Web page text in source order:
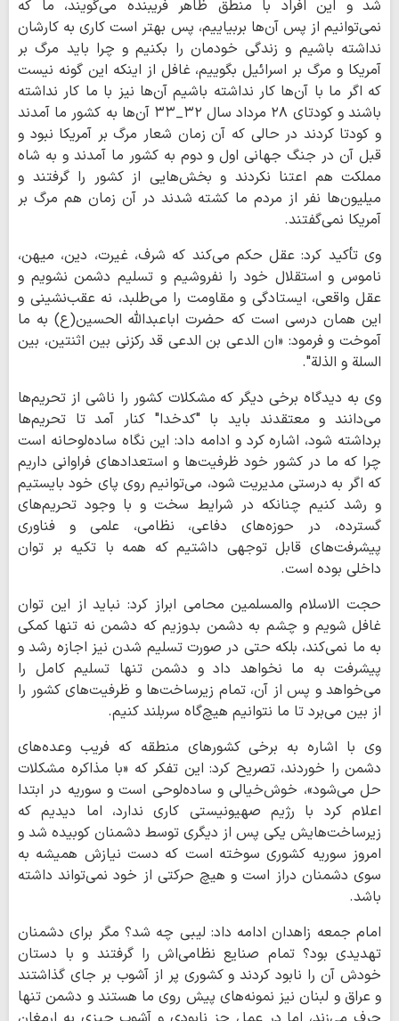
شد و این افراد با منطق ظاهر فریبنده می‌گویند، ما که
نمی‌توانیم از پس آن‌ها بربیاییم، پس بهتر است کاری به کارشان
نداشته باشیم و زندگی خودمان را بکنیم و چرا باید مرگ بر
آمریکا و مرگ بر اسرائیل بگوییم، غافل از اینکه این گونه نیست
که اگر ما با آن‌ها کار نداشته باشیم آن‌ها نیز با ما کار نداشته
باشند و کودتای ۲۸ مرداد سال ۳۲_۳۳ آن‌ها به کشور ما آمدند
و کودتا کردند در حالی که آن زمان شعار مرگ بر آمریکا نبود و
قبل آن در جنگ جهانی اول و دوم به کشور ما آمدند و به شاه
مملکت هم اعتنا نکردند و بخش‌هایی از کشور را گرفتند و
میلیون‌ها نفر از مردم ما کشته شدند در آن زمان هم مرگ بر
آمریکا نمی‌گفتند.
وی تأکید کرد: عقل حکم می‌کند که شرف، غیرت، دین، میهن،
ناموس و استقلال‌ خود را نفروشیم و تسلیم دشمن نشویم و
عقل واقعی، ایستادگی و مقاومت را می‌طلبد، نه عقب‌نشینی و
این همان درسی است که حضرت اباعبدالله الحسین(ع) به ما
آموخت و فرمود: «ان الدعی بن الدعی قد رکزنی بین اثنتین، بین
السلة و الذلة".
وی به دیدگاه برخی دیگر که مشکلات کشور را ناشی از تحریم‌ها
می‌دانند و معتقدند باید با "کدخدا" کنار آمد تا تحریم‌ها
برداشته شود، اشاره کرد و ادامه داد: این نگاه ساده‌لوحانه است
چرا که ما در کشور خود ظرفیت‌ها و استعدادهای فراوانی داریم
که اگر به درستی مدیریت شود، می‌توانیم روی پای خود بایستیم
و رشد کنیم چنانکه در شرایط سخت و با وجود تحریم‌های
گسترده، در حوزه‌های دفاعی، نظامی، علمی و فناوری
پیشرفت‌های قابل توجهی داشتیم که همه با تکیه بر توان
داخلی بوده است.
حجت الاسلام والمسلمین محامی ابراز کرد: نباید از این توان
غافل شویم و چشم به دشمن بدوزیم که دشمن نه تنها کمکی
به ما نمی‌کند، بلکه حتی در صورت تسلیم شدن نیز اجازه رشد و
پیشرفت به ما نخواهد داد و دشمن تنها تسلیم کامل را
می‌خواهد و پس از آن، تمام زیرساخت‌ها و ظرفیت‌های کشور را
از بین می‌برد تا ما نتوانیم هیچ‌گاه سربلند کنیم.
وی با اشاره به برخی کشورهای منطقه که فریب وعده‌های
دشمن را خوردند، تصریح کرد: این تفکر که «با مذاکره مشکلات
حل می‌شود»، خوش‌خیالی و ساده‌لوحی است و سوریه در ابتدا
اعلام کرد با رژیم صهیونیستی کاری ندارد، اما دیدیم که
زیرساخت‌هایش یکی پس از دیگری توسط دشمنان کوبیده شد و
امروز سوریه کشوری سوخته است که دست نیازش همیشه به
سوی دشمنان دراز است و هیچ حرکتی از خود نمی‌تواند داشته
باشد.
امام جمعه زاهدان ادامه داد: لیبی چه شد؟ مگر برای دشمنان
تهدیدی بود؟ تمام صنایع نظامی‌اش را گرفتند و با دستان
خودش آن را نابود کردند و کشوری پر از آشوب بر جای گذاشتند
و عراق و لبنان نیز نمونه‌های پیش روی ما هستند و دشمن تنها